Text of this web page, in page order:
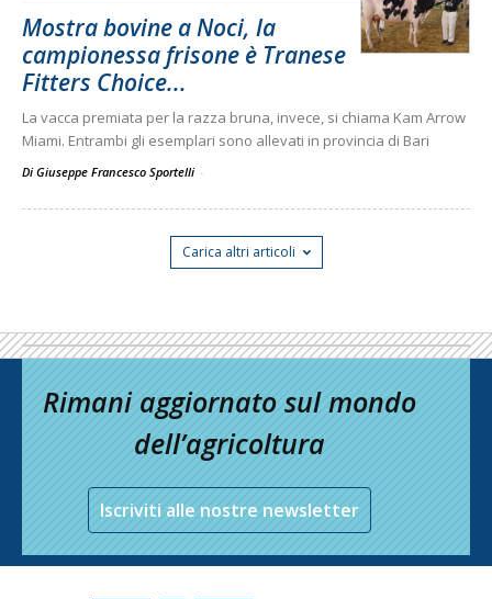
Mostra bovine a Noci, la
campionessa frisone è Tranese
Fitters Choice...
La vacca premiata per la razza bruna, invece, si chiama Kam Arrow
Miami. Entrambi gli esemplari sono allevati in provincia di Bari
Di Giuseppe Francesco Sportelli -
Carica altri articoli
Rimani aggiornato sul mondo
dell’agricoltura
Iscriviti alle nostre newsletter